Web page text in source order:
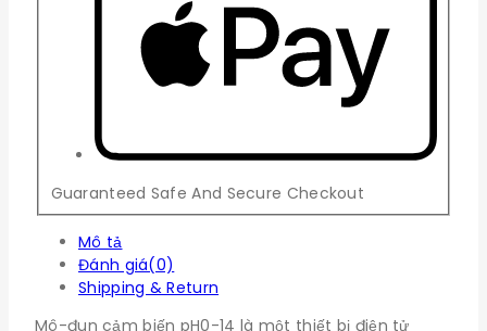
Guaranteed Safe And Secure Checkout
Mô tả
Đánh giá(0)
Shipping & Return
Mô-đun cảm biến pH0-14 là một thiết bị điện tử